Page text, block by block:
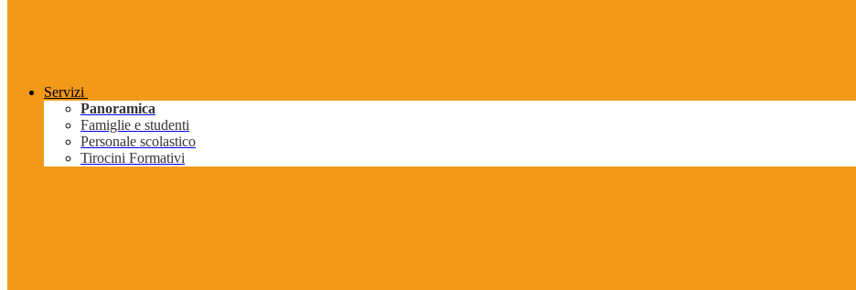
Servizi
Panoramica
Famiglie e studenti
Personale scolastico
Tirocini Formativi